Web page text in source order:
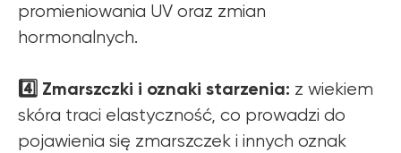
promieniowania UV oraz zmian
hormonalnych.
4️⃣ Zmarszczki i oznaki starzenia: z wiekiem
skóra traci elastyczność, co prowadzi do
pojawienia się zmarszczek i innych oznak